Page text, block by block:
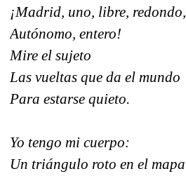
¡Madrid, uno, libre, redondo,
Autónomo, entero!
Mire el sujeto
Las vueltas que da el mundo
Para estarse quieto.
Yo tengo mi cuerpo:
Un triángulo roto en el mapa